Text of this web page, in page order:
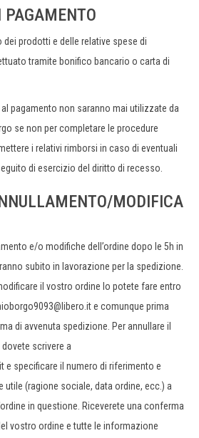
prodotti e delle relative spese di
tramite bonifico bancario o carta di
pagamento non saranno mai utilizzate da
se non per completare le procedure
i relativi rimborsi in caso di eventuali
di esercizio del diritto di recesso.
MODIFICA
e/o modifiche dell’ordine dopo le 5h in
subito in lavorazione per la spedizione.
il vostro ordine lo potete fare entro
e comunque prima
di avvenuta spedizione. Per annullare il
scrivere a
e specificare il numero di riferimento e
(ragione sociale, data ordine, ecc.) a
in questione. Riceverete una conferma
vostro ordine e tutte le informazione